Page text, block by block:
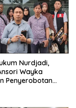
Nurdjadi,
Wayka
Penyerobotan